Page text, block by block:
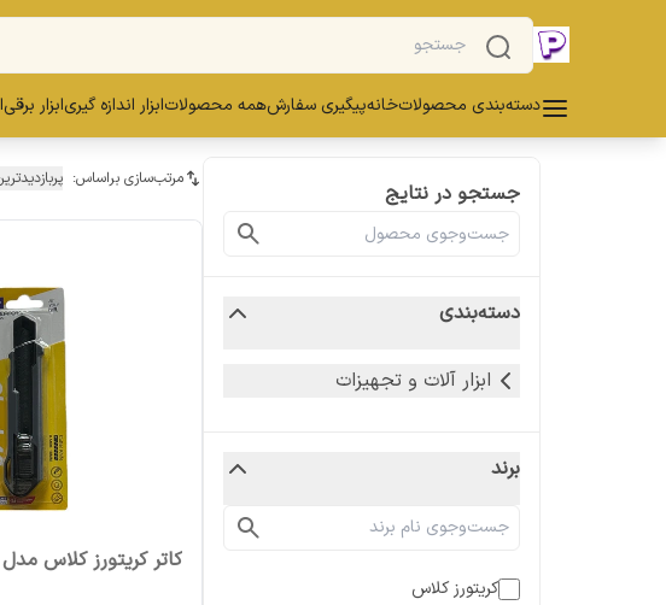
دسته‌بندی محصولاتخانهپیگیری سفارشهمه محصولاتابزار اندازه گیریابزار برقی
جستجو در نتایج
دسته‌بندی
ابزار آلات و تجهیزات
برند
کریتورز کلاس
مرتب‌سازی براساس:
کاتر کریتورز کلاس مدل Shark40